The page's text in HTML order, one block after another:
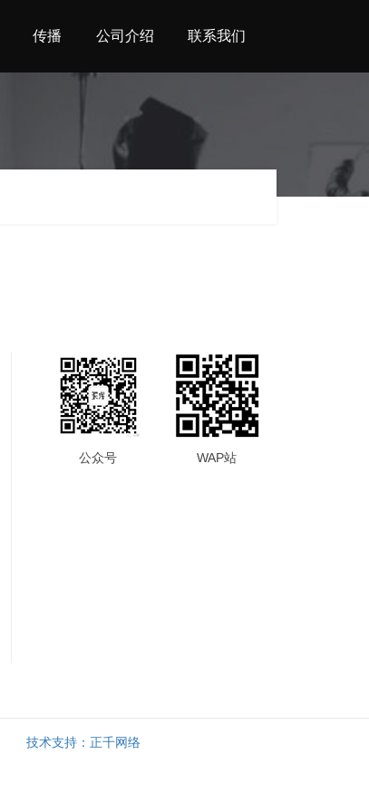
传播 公司介绍 联系我们
公众号 WAP站
技术支持：正千网络